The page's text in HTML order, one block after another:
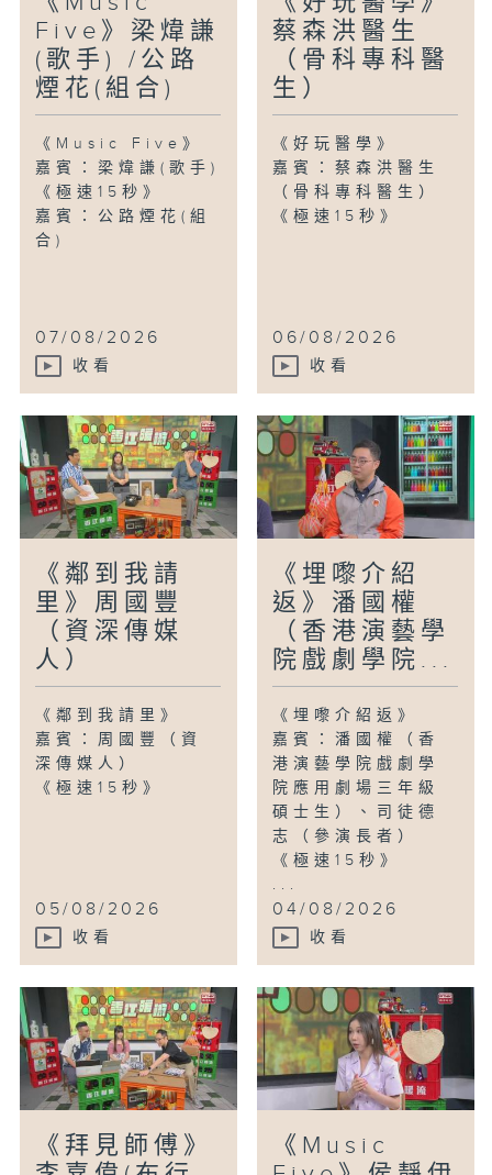
Five》梁煒謙
(歌手) /公路
煙花(組合)
《Music Five》
嘉賓：梁煒謙(歌手)
《極速15秒》
嘉賓：公路煙花(組
合)
07/08/2026
收看
蔡森洪醫生
（骨科專科醫
生）
《好玩醫學》
嘉賓：蔡森洪醫生
（骨科專科醫生）
《極速15秒》
06/08/2026
收看
《鄰到我請
里》周國豐
（資深傳媒
人）
《鄰到我請里》
嘉賓：周國豐（資
深傳媒人）
《極速15秒》
05/08/2026
收看
《埋嚟介紹
返》潘國權
（香港演藝學
院戲劇學院...
《埋嚟介紹返》
嘉賓：潘國權（香
港演藝學院戲劇學
院應用劇場三年級
碩士生）、司徒德
志（參演長者）
《極速15秒》
...
04/08/2026
收看
《拜見師傅》
《Music